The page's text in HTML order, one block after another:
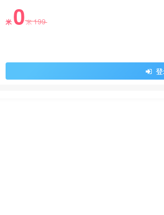
米 0米199